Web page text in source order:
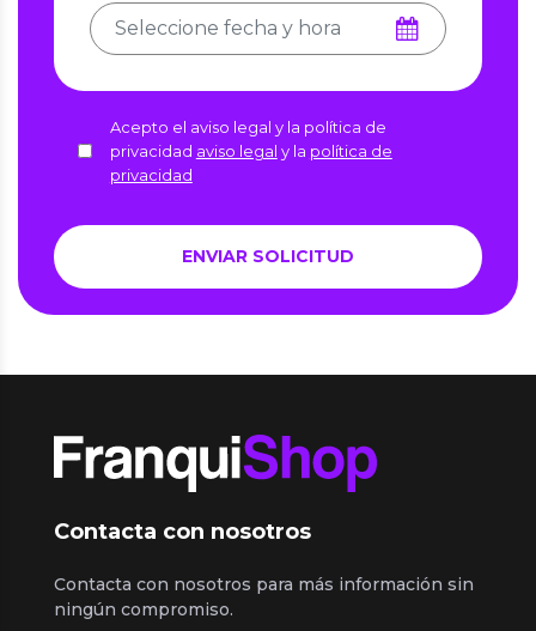
Acepto el aviso legal y la política de
privacidad aviso legal y la política de
privacidad
Contacta con nosotros
Contacta con nosotros para más información sin
ningún compromiso.